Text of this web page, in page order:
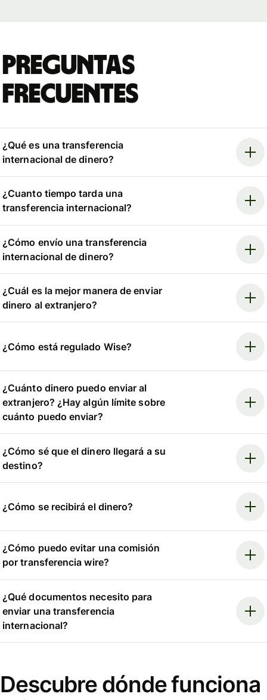
Preguntas
frecuentes
¿Qué es una transferencia
internacional de dinero?
¿Cuanto tiempo tarda una
transferencia internacional?
¿Cómo envío una transferencia
internacional de dinero?
¿Cuál es la mejor manera de enviar
dinero al extranjero?
¿Cómo está regulado Wise?
¿Cuánto dinero puedo enviar al
extranjero? ¿Hay algún límite sobre
cuánto puedo enviar?
¿Cómo sé que el dinero llegará a su
destino?
¿Cómo se recibirá el dinero?
¿Cómo puedo evitar una comisión
por transferencia wire?
¿Qué documentos necesito para
enviar una transferencia
internacional?
Descubre dónde funciona